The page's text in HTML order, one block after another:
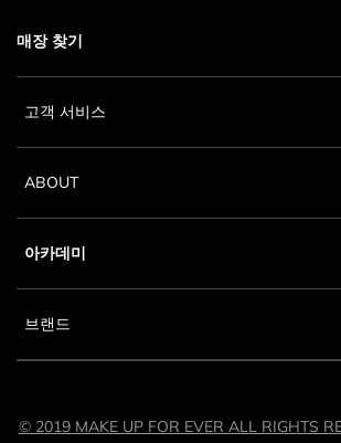
매장 찾기
고객 서비스
ABOUT
아카데미
브랜드
© 2019 MAKE UP FOR EVER ALL RIGHTS